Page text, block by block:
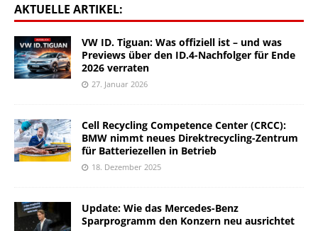
AKTUELLE ARTIKEL:
VW ID. Tiguan: Was offiziell ist – und was
Previews über den ID.4-Nachfolger für Ende
2026 verraten
27. Januar 2026
Cell Recycling Competence Center (CRCC):
BMW nimmt neues Direktrecycling-Zentrum
für Batteriezellen in Betrieb
18. Dezember 2025
Update: Wie das Mercedes-Benz
Sparprogramm den Konzern neu ausrichtet